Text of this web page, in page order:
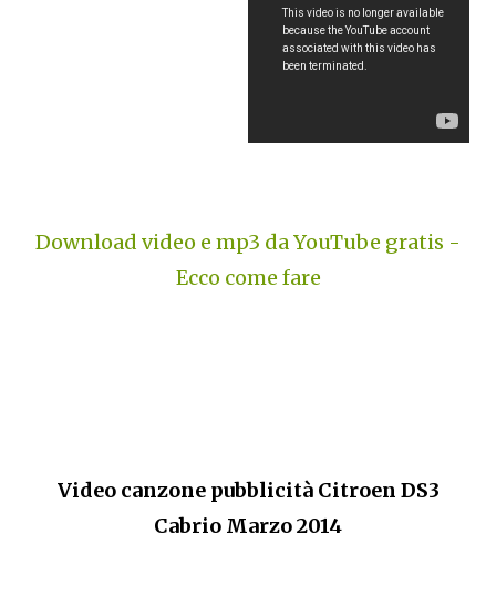
Download video e mp3 da YouTube gratis -
Ecco come fare
Video canzone pubblicità Citroen DS3
Cabrio Marzo 2014